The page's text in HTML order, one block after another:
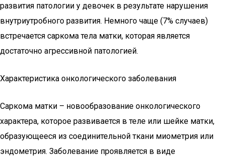
развития патологии у девочек в результате нарушения
внутриутробного развития. Немного чаще (7% случаев)
встречается саркома тела матки, которая является
достаточно агрессивной патологией.
Характеристика онкологического заболевания
Саркома матки – новообразование онкологического
характера, которое развивается в теле или шейке матки,
образующееся из соединительной ткани миометрия или
эндометрия. Заболевание проявляется в виде